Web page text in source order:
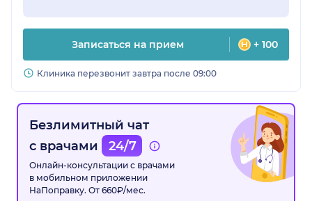
Записаться на прием + 100
Клиника перезвонит завтра после 09:00
Безлимитный чат
с врачами
24/7
Онлайн-консультации с врачами
в мобильном приложении
НаПоправку. От 660₽/мес.